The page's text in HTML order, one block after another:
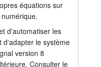
équations sur
d'automatiser les
d'adapter le système
version 8
Consulter le